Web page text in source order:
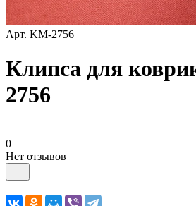
Арт. KM-2756
Клипса для
2756
0
Нет отзывов